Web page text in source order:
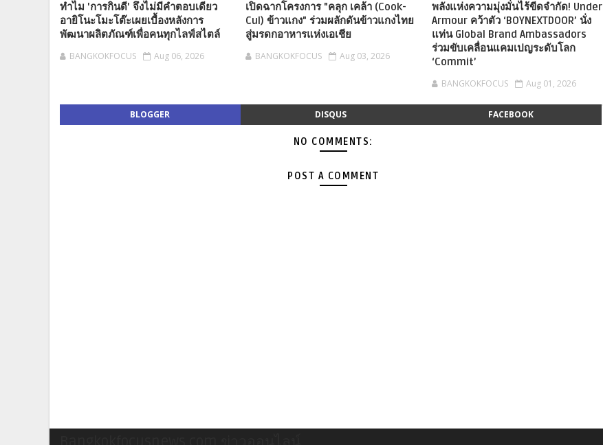
ทำไม 'การกินดี' จึงไม่มีคำตอบเดียว
อายิโนะโมะโต๊ะเผยเบื้องหลังการ
พัฒนาผลิตภัณฑ์เพื่อคนทุกไลฟ์สไตล์
BANGKOKFOCUS Aug 06, 2026
เปิดฉากโครงการ "คลุก เคล้า (Cook-
Cul) ข้าวแกง" ร่วมผลักดันข้าวแกงไทย
สู่มรดกอาหารแห่งเอเชีย
BANGKOKFOCUS Aug 03, 2026
พลังแห่งความมุ่งมั่นไร้ขีดจำกัด! Under
Armour คว้าตัว ‘BOYNEXTDOOR’ นั่ง
แท่น Global Brand Ambassadors
ร่วมขับเคลื่อนแคมเปญระดับโลก
‘Commit’
BANGKOKFOCUS Aug 01, 2026
BLOGGER DISQUS FACEBOOK
NO COMMENTS:
POST A COMMENT